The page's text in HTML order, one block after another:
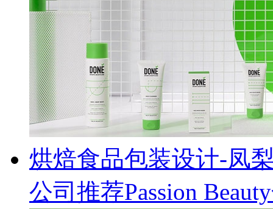
烘焙食品包装设计-凤
公司推荐Passion